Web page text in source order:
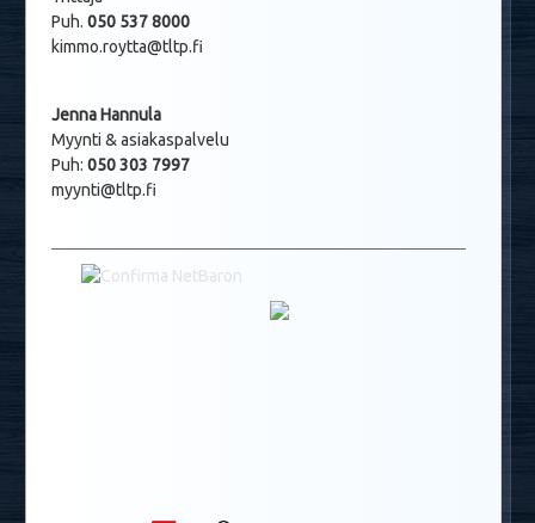
Puh. 050 537 8000
kimmo.roytta@tltp.fi
Jenna Hannula
Myynti & asiakaspalvelu
Puh: 050 303 7997
myynti@tltp.fi